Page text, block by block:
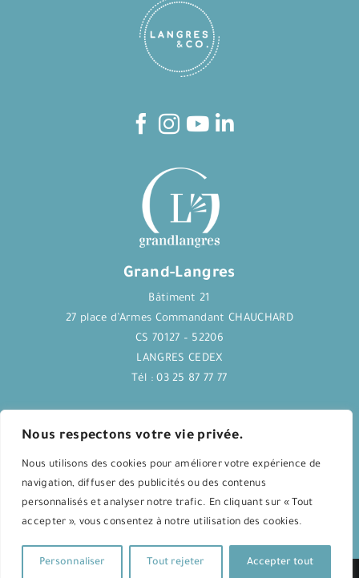
Nous respectons votre vie privée.
Nous utilisons des cookies pour améliorer votre expérience de
navigation, diffuser des publicités ou des contenus
personnalisés et analyser notre trafic. En cliquant sur « Tout
accepter », vous consentez à notre utilisation des cookies.
Personnaliser Tout rejeter Accepter tout
Grand-Langres
Bâtiment 21
27 place d’Armes Commandant CHAUCHARD
CS 70127 – 52206
LANGRES CEDEX
Tél : 03 25 87 77 77
Journal Langres&Co
Application Langres&Co
Agenda culturel